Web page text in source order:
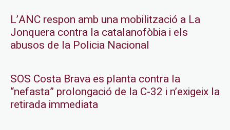
L’ANC respon amb una mobilització a La
Jonquera contra la catalanofòbia i els
abusos de la Policia Nacional
SOS Costa Brava es planta contra la
“nefasta” prolongació de la C-32 i n’exigeix la
retirada immediata